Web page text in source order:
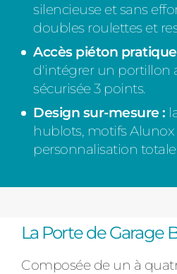
silencieuse et sans
doubles roulettes et
Accès piéton
d'intégrer un portillon
sécurisée 3 points.
Design sur-mesure :
hublots, motifs
personnalisation
La Porte de Garage
Composée de un à